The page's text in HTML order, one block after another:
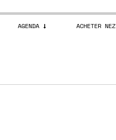
AGENDA ACHETER NEZ